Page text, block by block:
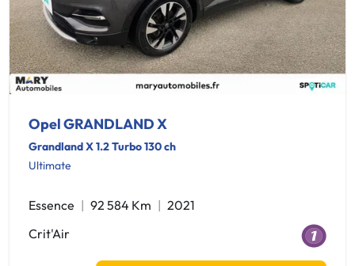
Opel GRANDLAND X
Grandland X 1.2 Turbo 130 ch
Ultimate
Essence 92 584 Km
2021
Crit'Air